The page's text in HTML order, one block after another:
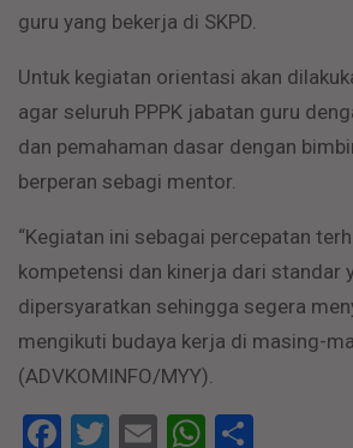
guru yang bekerja di SKPD.
Untuk kegiatan orientasi akan
agar seluruh PPPK jabatan guru
dan pemahaman dasar dengan
berperan sebagi mentor.
“Kegiatan ini sebagai percepatan
kompetensi dan kinerja dari standar
dipersyaratkan sehingga segera
mengikuti budaya kerja di masing-
(ADVKOMINFO/MYY).
Facebook
Twitter
Email